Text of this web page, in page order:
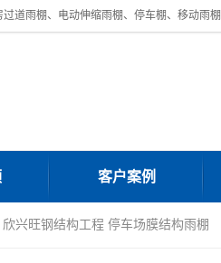
客户案例
兴旺钢结构工程 停车场膜结构雨棚